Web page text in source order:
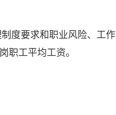
度要求和职业风险、工
职工平均工资。